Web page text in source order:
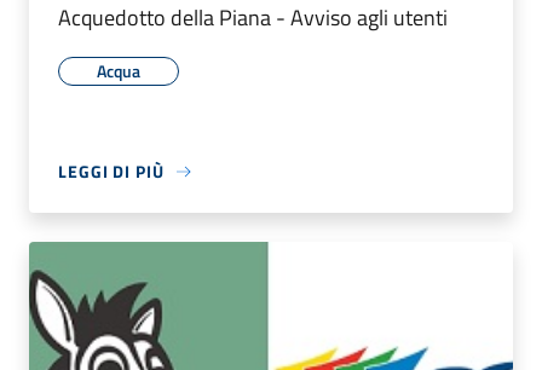
Acquedotto della Piana - Avviso agli utenti
Acqua
LEGGI DI PIÙ